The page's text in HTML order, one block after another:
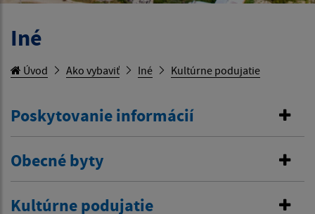
Iné
Úvod Ako vybaviť Iné Kultúrne podujatie
Poskytovanie informácií
Obecné byty
Kultúrne podujatie